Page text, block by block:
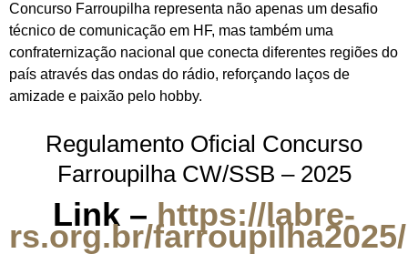
Concurso Farroupilha representa não apenas um desafio
técnico de comunicação em HF, mas também uma
confraternização nacional que conecta diferentes regiões do
país através das ondas do rádio, reforçando laços de
amizade e paixão pelo hobby.
Regulamento Oficial Concurso
Farroupilha CW/SSB – 2025
Link –https://labre-
rs.org.br/farroupilha2025/